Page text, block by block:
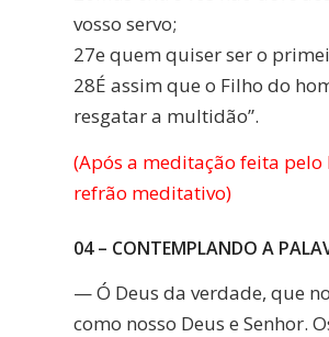
vosso servo;
27e quem quiser ser o
28É assim que o Filho do
resgatar a multidão”.
(Após a meditação feita
refrão meditativo)
04 – CONTEMPLANDO A
— Ó Deus da verdade, que
como nosso Deus e Senhor.